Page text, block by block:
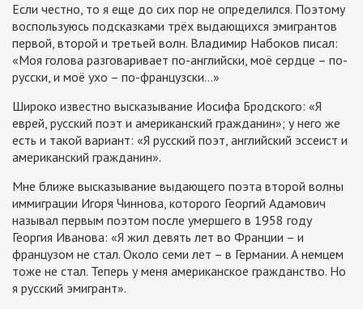
Если честно, то я еще до сих пор не определился. Поэтому
воспользуюсь подсказками трёх выдающихся эмигрантов
первой, второй и третьей волн. Владимир Набоков писал:
«Моя голова разговаривает по-английски, моё сердце – по-
русски, и моё ухо – по-французски…»
Широко известно высказывание Иосифа Бродского: «Я
еврей, русский поэт и американский гражданин»; у него же
есть и такой вариант: «Я русский поэт, английский эссеист и
американский гражданин».
Мне ближе высказывание выдающего поэта второй волны
иммиграции Игоря Чиннова, которого Георгий Адамович
называл первым поэтом после умершего в 1958 году
Георгия Иванова: «Я жил девять лет во Франции – и
французом не стал. Около семи лет – в Германии. А немцем
тоже не стал. Теперь у меня американское гражданство. Но
я русский эмигрант».